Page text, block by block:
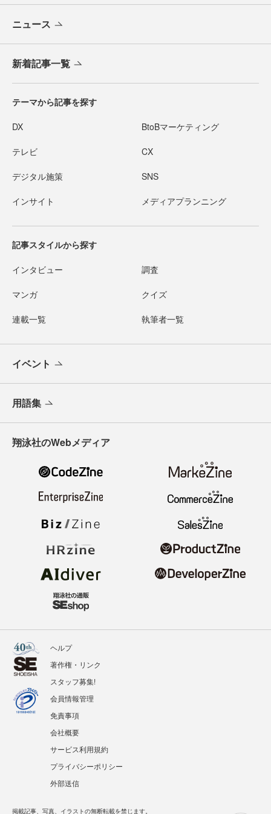
ニュース
新着記事一覧
テーマから記事を探す
DX BtoBマーケティング
テレビ CX
デジタル施策 SNS
インサイト メディアプランニング
記事スタイルから探す
インタビュー 調査
マンガ クイズ
連載一覧 執筆者一覧
イベント
用語集
翔泳社のWebメディア
ヘルプ
著作権・リンク
スタッフ募集!
会員情報管理
免責事項
会社概要
サービス利用規約
プライバシーポリシー
外部送信
掲載記事、写真、イラストの無断転載を禁じます。